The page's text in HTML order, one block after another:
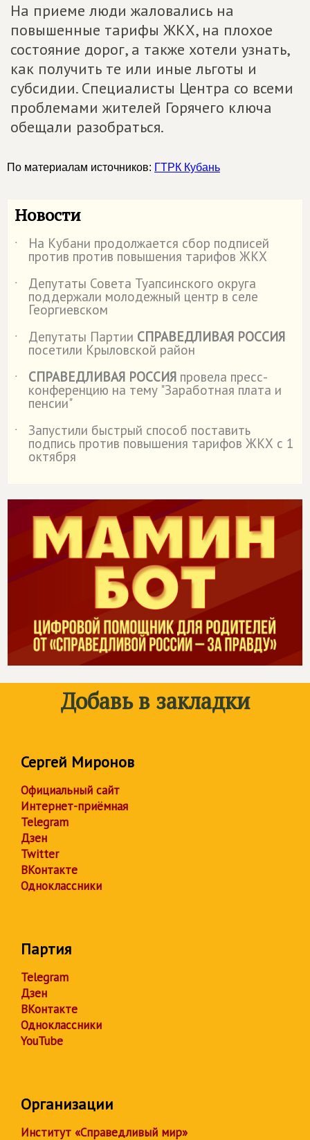
На приеме люди жаловались на
повышенные тарифы ЖКХ, на плохое
состояние дорог, а также хотели узнать,
как получить те или иные льготы и
субсидии. Специалисты Центра со всеми
проблемами жителей Горячего ключа
обещали разобраться.
По материалам источников: ГТРК Кубань
Новости
˙ На Кубани продолжается сбор подписей
против против повышения тарифов ЖКХ
˙
Депутаты Совета Туапсинского округа
поддержали молодежный центр в селе
Георгиевском
˙
Депутаты Партии СПРАВЕДЛИВАЯ РОССИЯ
посетили Крыловской район
˙
СПРАВЕДЛИВАЯ РОССИЯ провела пресс-
конференцию на тему "Заработная плата и
пенсии"
˙
Запустили быстрый способ поставить
подпись против повышения тарифов ЖКХ с 1
октября
Добавь в закладки
Сергей Миронов
Официальный сайт
Интернет-приёмная
Telegram
Дзен
Twitter
ВКонтакте
Одноклассники
Партия
Telegram
Дзен
ВКонтакте
Одноклассники
YouTube
Организации
Институт «Справедливый мир»